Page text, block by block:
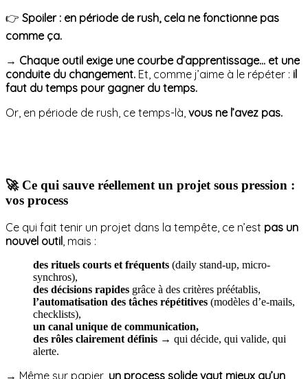
👉 Spoiler : en période de rush, cela ne fonctionne pas
comme ça.
→ Chaque outil exige une courbe d’apprentissage… et une
conduite du changement. Et, comme j’aime à le répéter : il
faut du temps pour gagner du temps.
Or, en période de rush, ce temps-là, vous ne l’avez pas.
🚀 Ce qui sauve réellement un projet sous pression :
vos process
Ce qui fait tenir un projet dans la tempête, ce n’est pas un
nouvel outil, mais :
des rituels courts et fréquents (daily stand-up, micro-
synchros),
des décisions rapides grâce à des critères préétablis,
l’automatisation des tâches répétitives (modèles d’e-mails,
checklists),
un canal unique de communication,
des rôles clairement définis → qui décide, qui valide, qui
alerte.
→ Même sur papier, un process solide vaut mieux qu’un